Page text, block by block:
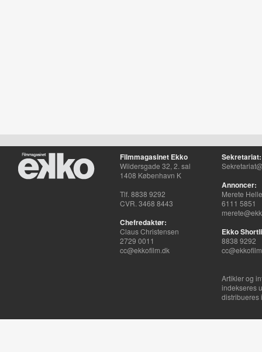
Filmmagasinet Ekko
Wildersgade 32, 2. sal
1408 København K
Tlf. 8838 9292
CVR. 3468 8443
Chefredaktør:
Claus Christensen
2729 0011
cc@ekkofilm.dk
Sekretariat:
Annoncer:
Merete
6111 5851
Ekko
8838 9292
Artikler og
indekseres
distribueres